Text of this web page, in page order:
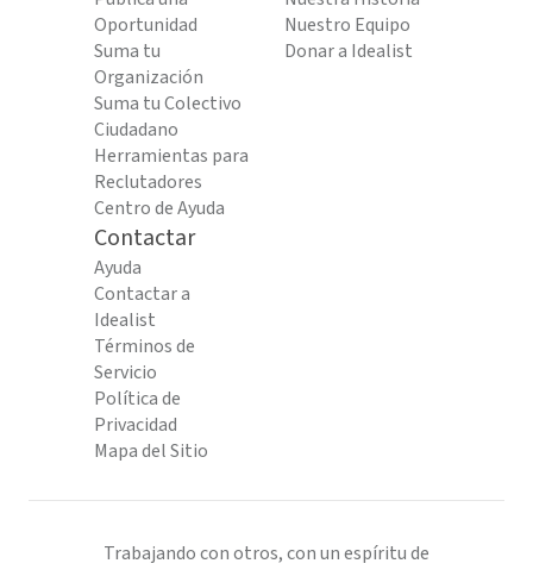
Oportunidad
Suma tu
Organización
Suma tu Colectivo
Ciudadano
Herramientas para
Reclutadores
Centro de Ayuda
Nuestro Equipo
Donar a Idealist
Contactar
Ayuda
Contactar a
Idealist
Términos de
Servicio
Política de
Privacidad
Mapa del Sitio
Trabajando con otros, con un espíritu de